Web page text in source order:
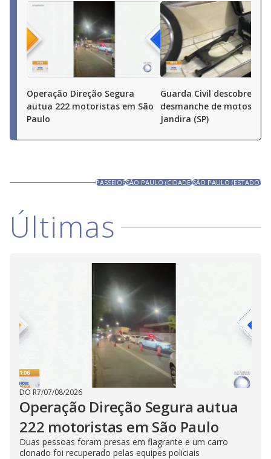
Operação Direção Segura
autua 222 motoristas em São
Paulo
Guarda Civil descobre
desmanche de motos em
Jandira (SP)
PASSEIOSSÃO PAULO (CIDADE)SÃO PAULO (ESTADO)
Últimas
DO R7/07/08/2026
Operação Direção Segura autua
222 motoristas em São Paulo
Duas pessoas foram presas em flagrante e um carro
clonado foi recuperado pelas equipes policiais